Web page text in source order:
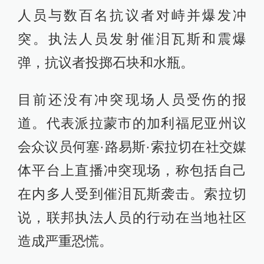
临逮捕
首批美国国民警卫队进驻洛杉矶，警方称抗
议活动“平安结束”
查看详情
19:49
纽约陷入混乱，超20名示威抗议者被捕
查看详情
13:57
特朗普下令部署国民警卫队，防长称或出动
军队
10:11
人员与数百名抗议者对峙并爆发冲
突。执法人员发射催泪瓦斯和震爆
弹，抗议者投掷石块和水瓶。
目前还没有冲突现场人员受伤的报
道。代表派拉蒙市的加利福尼亚州议
会众议员何塞·路易斯·索拉切在社交媒
体平台上直播冲突现场，称包括自己
在内多人受到催泪瓦斯袭击。索拉切
说，联邦执法人员的行动在当地社区
造成严重恐慌。